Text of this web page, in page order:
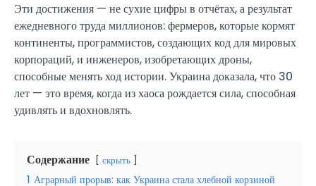
Эти достижения — не сухие цифры в отчётах, а результат
ежедневного труда миллионов: фермеров, которые кормят
континенты, программистов, создающих код для мировых
корпораций, и инженеров, изобретающих дроны,
способные менять ход истории. Украина доказала, что 30
лет — это время, когда из хаоса рождается сила, способная
удивлять и вдохновлять.
Содержание скрыть
1 Аграрный прорыв: как Украина стала хлебной корзиной